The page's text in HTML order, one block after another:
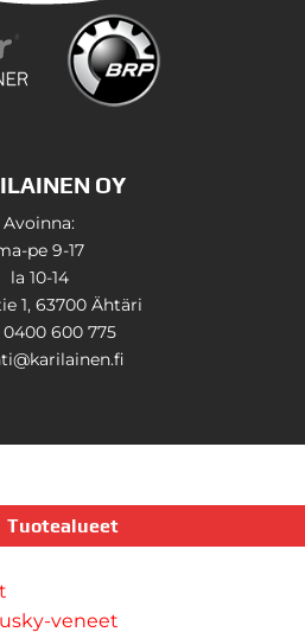
OY
Avoinna:
pe 9-17
la 10-14
1, 63700 Ähtäri
0400 600 775
Tuotealueet
veneet